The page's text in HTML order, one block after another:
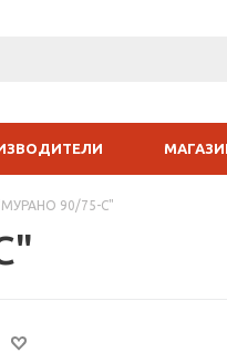
90/75-С"